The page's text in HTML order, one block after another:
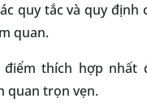
quy tắc và quy định
quan.
điểm thích hợp nhất
quan trọn vẹn.